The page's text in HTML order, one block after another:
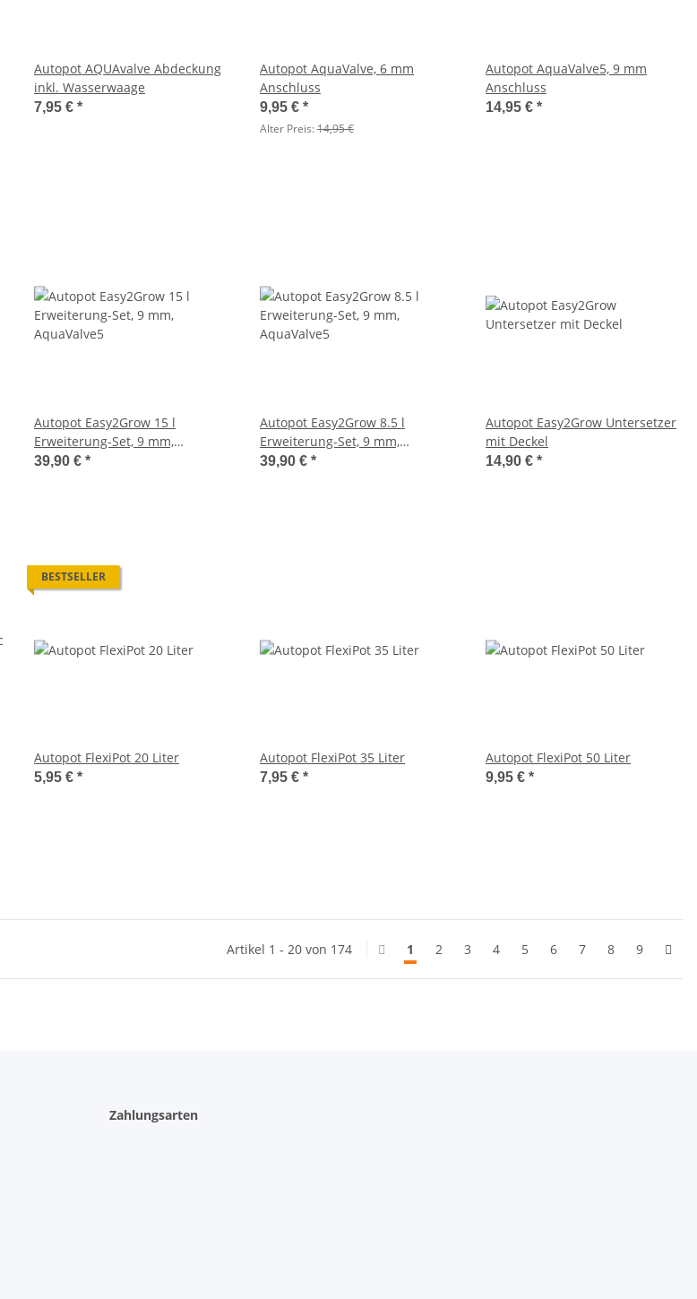
Autopot AQUAvalve Abdeckung
inkl. Wasserwaage
7,95 € *
Autopot AquaValve, 6 mm
Anschluss
9,95 € *
Alter Preis:14,95 €
Autopot AquaValve5, 9 mm
Anschluss
14,95 € *
Autopot Easy2Grow 15 l
Erweiterung-Set, 9 mm,
AquaValve5
39,90 € *
Autopot Easy2Grow 8.5 l
Erweiterung-Set, 9 mm,
AquaValve5
39,90 € *
Autopot Easy2Grow Untersetzer
mit Deckel
14,90 € *
BESTSELLER
Autopot FlexiPot 20 Liter
5,95 € *
Autopot FlexiPot 35 Liter
7,95 € *
Autopot FlexiPot 50 Liter
9,95 € *
Artikel 1 - 20 von 174 1 2 3 4 5 6 7 8 9
Zahlungsarten